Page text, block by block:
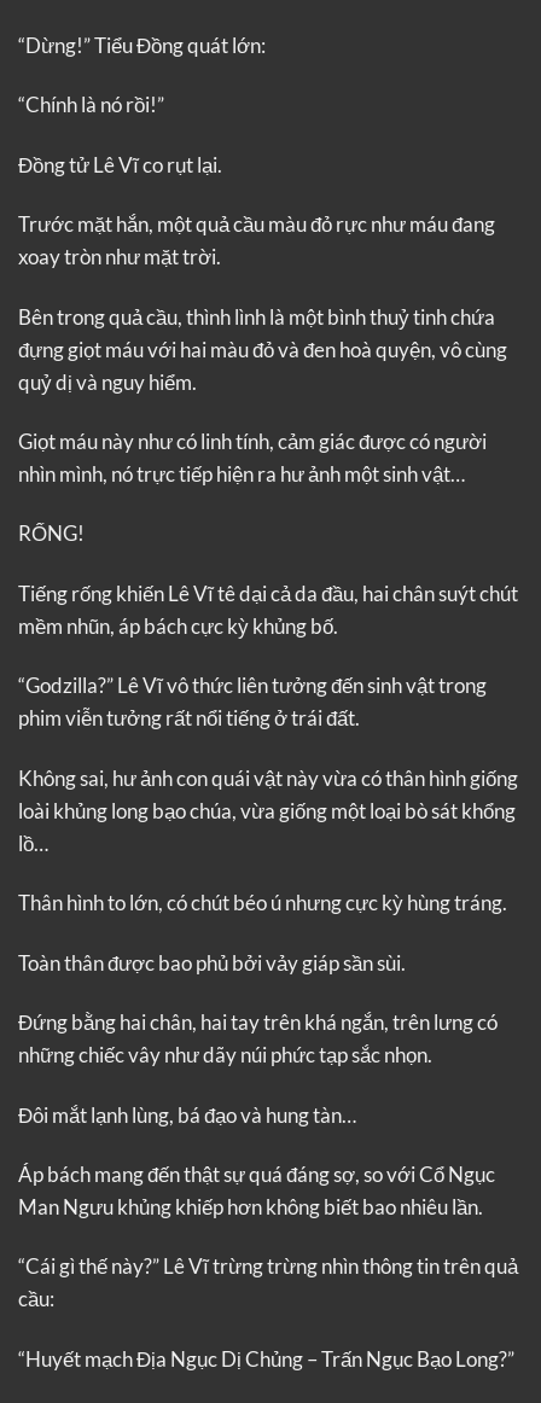
“Dừng!” Tiểu Đồng quát lớn:
“Chính là nó rồi!”
Đồng tử Lê Vĩ co rụt lại.
Trước mặt hắn, một quả cầu màu đỏ rực như máu đang
xoay tròn như mặt trời.
Bên trong quả cầu, thình lình là một bình thuỷ tinh chứa
đựng giọt máu với hai màu đỏ và đen hoà quyện, vô cùng
quỷ dị và nguy hiểm.
Giọt máu này như có linh tính, cảm giác được có người
nhìn mình, nó trực tiếp hiện ra hư ảnh một sinh vật…
RỐNG!
Tiếng rống khiến Lê Vĩ tê dại cả da đầu, hai chân suýt chút
mềm nhũn, áp bách cực kỳ khủng bố.
“Godzilla?” Lê Vĩ vô thức liên tưởng đến sinh vật trong
phim viễn tưởng rất nổi tiếng ở trái đất.
Không sai, hư ảnh con quái vật này vừa có thân hình giống
loài khủng long bạo chúa, vừa giống một loại bò sát khổng
lồ…
Thân hình to lớn, có chút béo ú nhưng cực kỳ hùng tráng.
Toàn thân được bao phủ bởi vảy giáp sần sùi.
Đứng bằng hai chân, hai tay trên khá ngắn, trên lưng có
những chiếc vây như dãy núi phức tạp sắc nhọn.
Đôi mắt lạnh lùng, bá đạo và hung tàn…
Áp bách mang đến thật sự quá đáng sợ, so với Cổ Ngục
Man Ngưu khủng khiếp hơn không biết bao nhiêu lần.
“Cái gì thế này?” Lê Vĩ trừng trừng nhìn thông tin trên quả
cầu:
“Huyết mạch Địa Ngục Dị Chủng – Trấn Ngục Bạo Long?”